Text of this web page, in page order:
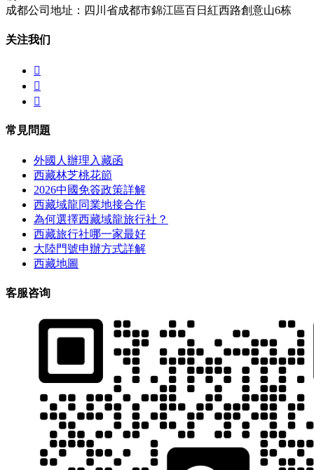
成都公司地址：四川省成都市錦江區百日紅西路創意山6栋
关注我们



常見問題
外國人辦理入藏函
西藏林芝桃花節
2026中國免簽政策詳解
西藏域龍同業地接合作
為何選擇西藏域龍旅行社？
西藏旅行社哪一家最好
大陸門號申辦方式詳解
西藏地圖
客服咨询